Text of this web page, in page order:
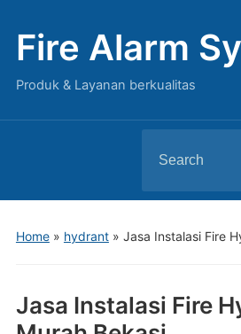
Fire Alarm
Produk & Layanan berkualitas
for:
Home» hydrant» Jasa Instalasi Fire
Jasa Instalasi Fire